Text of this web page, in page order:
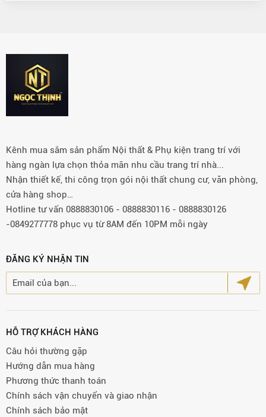
Kênh mua sắm sản phẩm Nội thất & Phụ kiện trang trí với
hàng ngàn lựa chọn thỏa mãn nhu cầu trang trí nhà...
Nhận thiết kế, thi công trọn gói nội thất chung cư, văn phòng,
cửa hàng shop…
Hotline tư vấn 0888830106 - 0888830116 - 0888830126
-0849277778 phục vụ từ 8AM đến 10PM mỗi ngày
ĐĂNG KÝ NHẬN TIN
HỖ TRỢ KHÁCH HÀNG
Câu hỏi thường gặp
Hướng dẫn mua hàng
Phương thức thanh toán
Chính sách vận chuyển và giao nhận
Chính sách bảo mật